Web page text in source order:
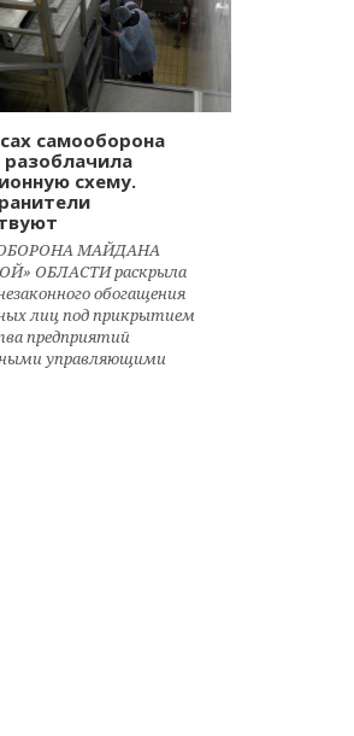
самооборона
схему.
МАЙДАНА
ОБЛАСТИ раскрыла
обогащения
лиц под прикрытием
предприятий
управляющими